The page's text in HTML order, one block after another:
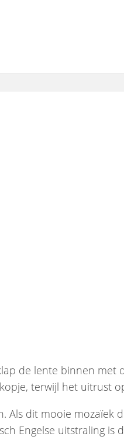
de lente binnen
terwijl het uitrust
dit mooie mozaïek
Engelse uitstraling